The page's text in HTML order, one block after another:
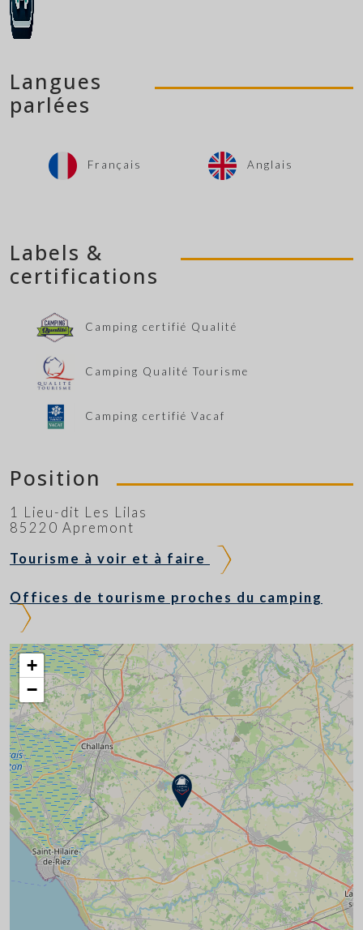
Langues
parlées
Français Anglais
Labels &
certifications
Camping certifié Qualité
Camping Qualité Tourisme
Camping certifié Vacaf
Position
1 Lieu-dit Les Lilas
85220 Apremont
Tourisme à voir et à faire
Offices de tourisme proches du camping
+
−